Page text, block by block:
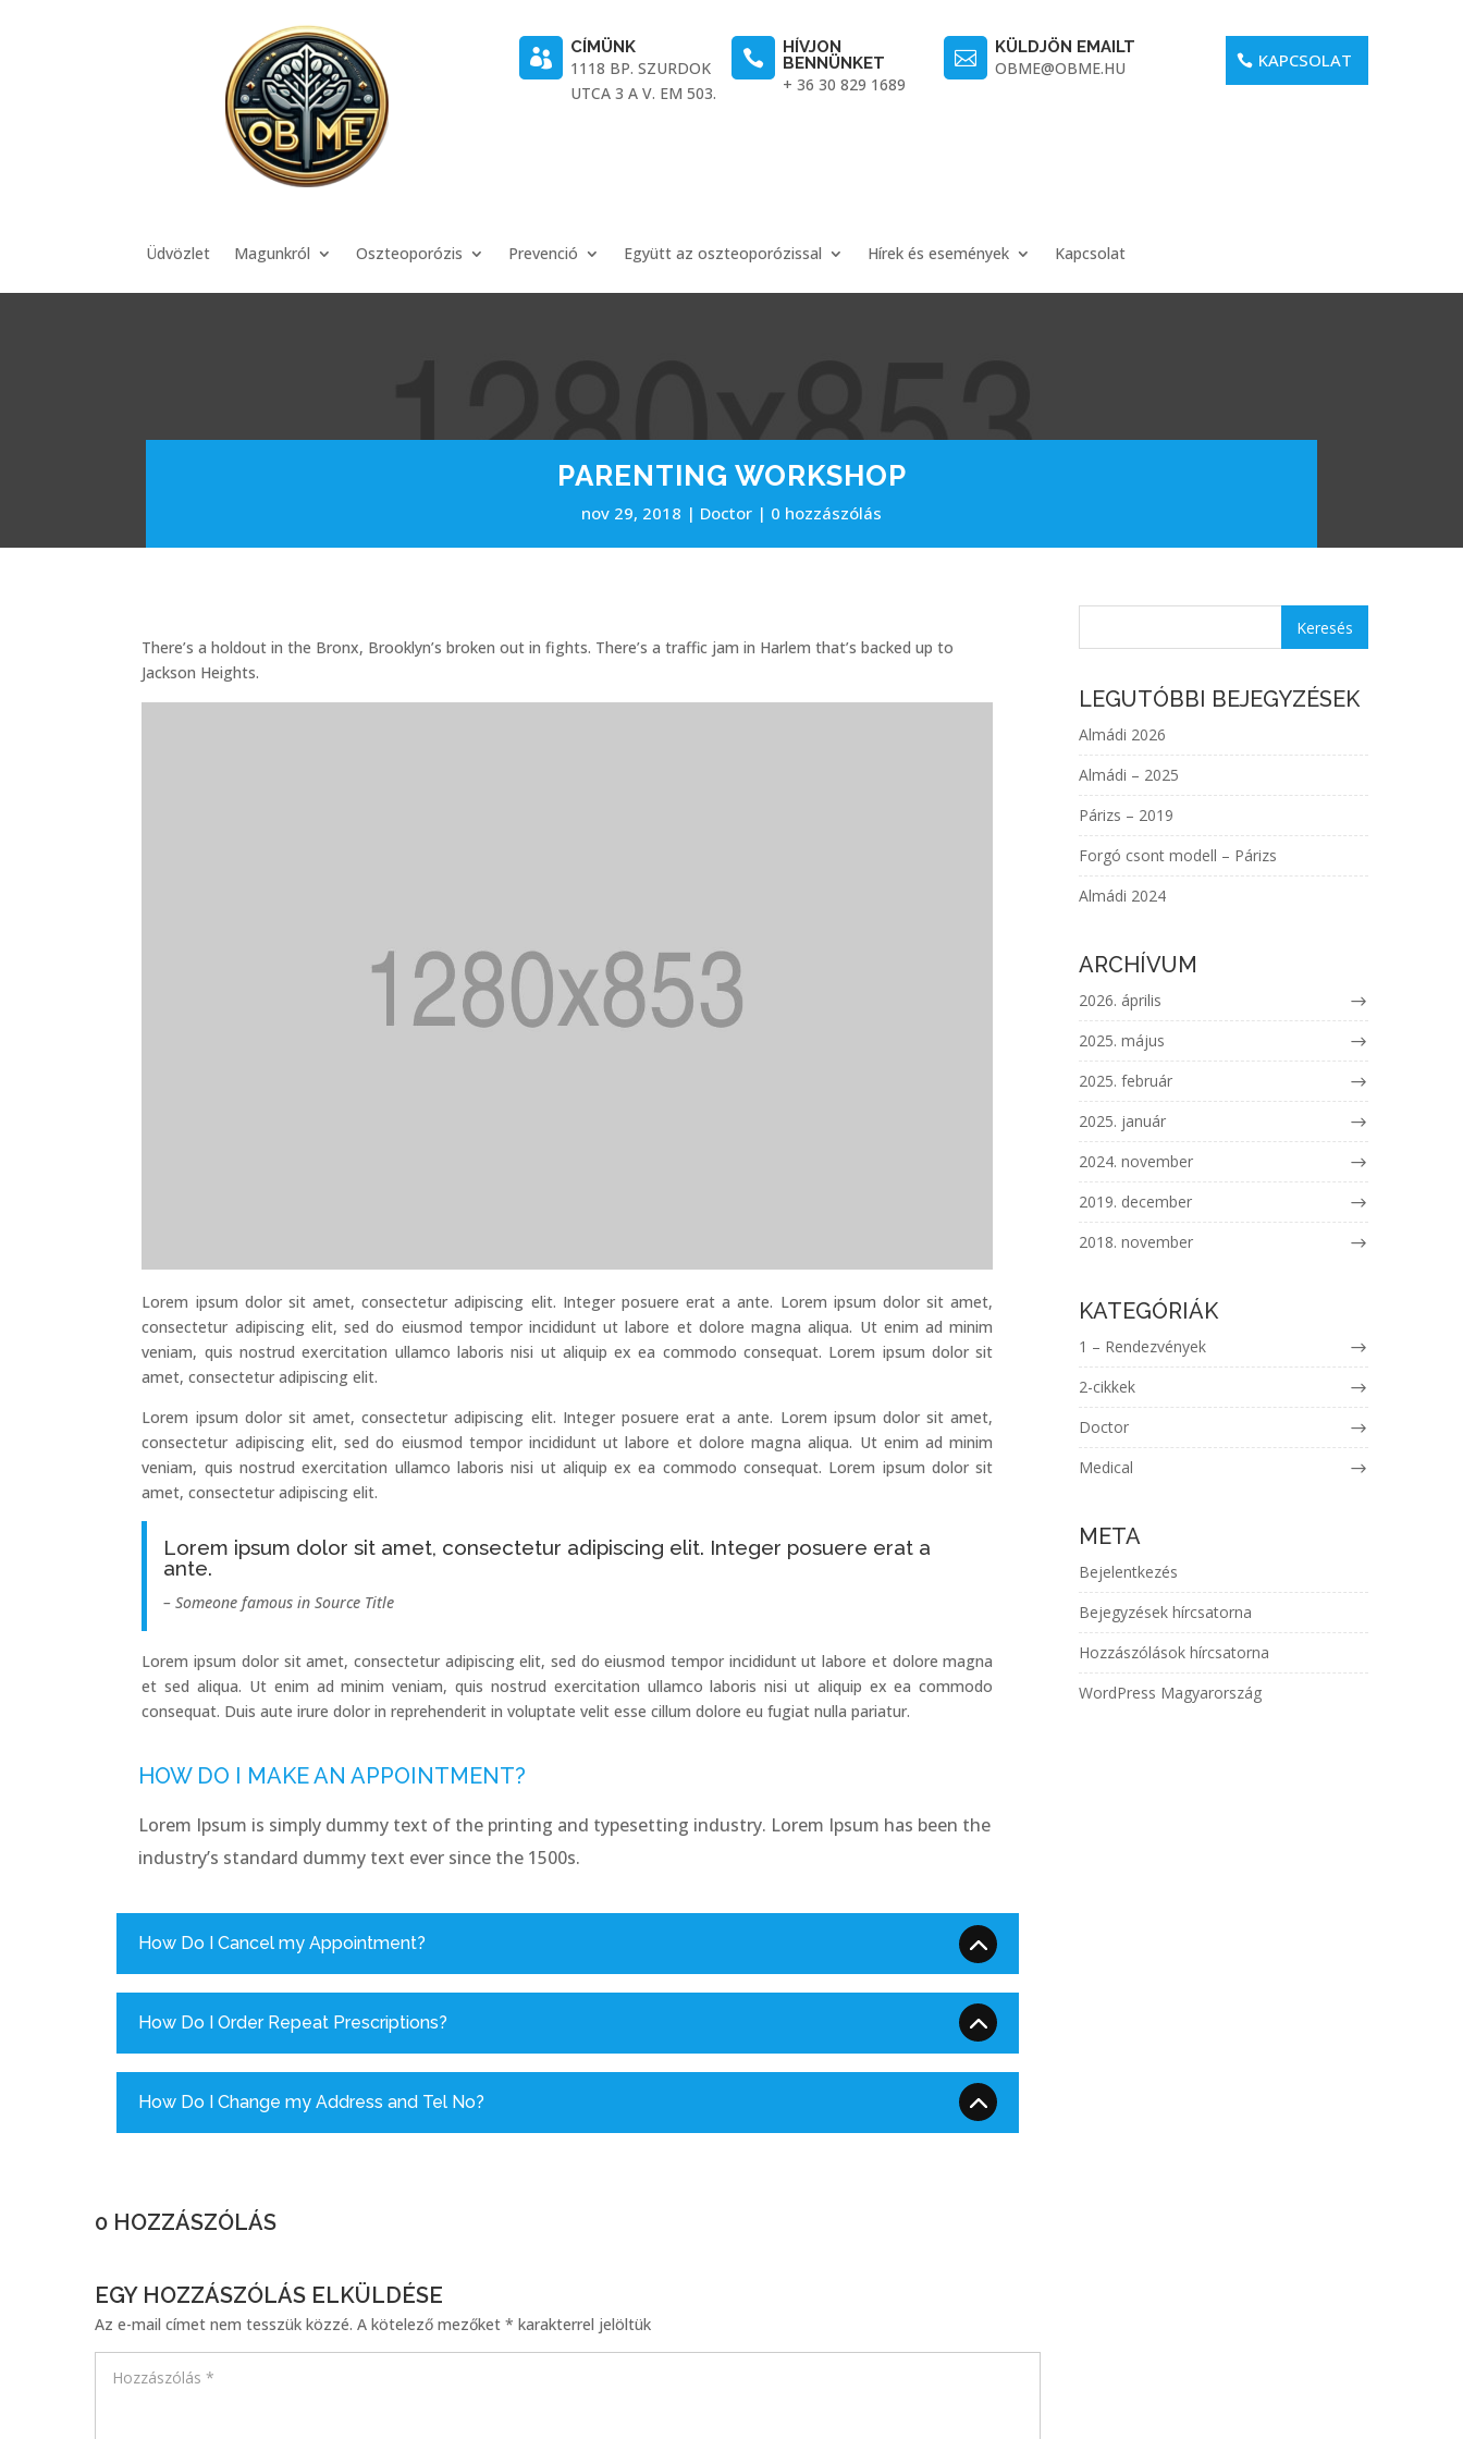
 CÍMÜNK
1118 BP. SZURDOK
UTCA 3 A V. EM 503.

HÍVJON
BENNÜNKET
+ 36 30 829 1689
 KÜLDJÖN EMAILT
OBME@OBME.HU KAPCSOLAT
Üdvözlet Magunkról Oszteoporózis Prevenció Együtt az oszteoporózissal Hírek és események Kapcsolat
PARENTING WORKSHOP
nov 29, 2018 Doctor 0 hozzászólás
There’s a holdout in the Bronx, Brooklyn’s broken out in fights. There’s a traffic jam in Harlem that’s backed up to
Jackson Heights.
Lorem ipsum dolor sit amet, consectetur adipiscing elit. Integer posuere erat a ante. Lorem ipsum dolor sit amet,
consectetur adipiscing elit, sed do eiusmod tempor incididunt ut labore et dolore magna aliqua. Ut enim ad minim
veniam, quis nostrud exercitation ullamco laboris nisi ut aliquip ex ea commodo consequat. Lorem ipsum dolor sit
amet, consectetur adipiscing elit.
Lorem ipsum dolor sit amet, consectetur adipiscing elit. Integer posuere erat a ante. Lorem ipsum dolor sit amet,
consectetur adipiscing elit, sed do eiusmod tempor incididunt ut labore et dolore magna aliqua. Ut enim ad minim
veniam, quis nostrud exercitation ullamco laboris nisi ut aliquip ex ea commodo consequat. Lorem ipsum dolor sit
amet, consectetur adipiscing elit.
Lorem ipsum dolor sit amet, consectetur adipiscing elit. Integer posuere erat a
ante.
– Someone famous in Source Title
Lorem ipsum dolor sit amet, consectetur adipiscing elit, sed do eiusmod tempor incididunt ut labore et dolore magna
et sed aliqua. Ut enim ad minim veniam, quis nostrud exercitation ullamco laboris nisi ut aliquip ex ea commodo
consequat. Duis aute irure dolor in reprehenderit in voluptate velit esse cillum dolore eu fugiat nulla pariatur.
HOW DO I MAKE AN APPOINTMENT?
Lorem Ipsum is simply dummy text of the printing and typesetting industry. Lorem Ipsum has been the
industry’s standard dummy text ever since the 1500s.
How Do I Cancel my Appointment?
How Do I Order Repeat Prescriptions?
How Do I Change my Address and Tel No?
0 HOZZÁSZÓLÁS
EGY HOZZÁSZÓLÁS ELKÜLDÉSE
Az e-mail címet nem tesszük közzé. A kötelező mezőket * karakterrel jelöltük
LEGUTÓBBI BEJEGYZÉSEK
Almádi 2026
Almádi – 2025
Párizs – 2019
Forgó csont modell – Párizs
Almádi 2024
ARCHÍVUM
2026. április
2025. május
2025. február
2025. január
2024. november
2019. december
2018. november
KATEGÓRIÁK
1 – Rendezvények
2-cikkek
Doctor
Medical
META
Bejelentkezés
Bejegyzések hírcsatorna
Hozzászólások hírcsatorna
WordPress Magyarország